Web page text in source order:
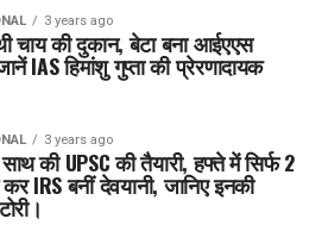
3 years ago
चाय की दुकान, बेटा बना आईएएस
IAS हिमांशु गुप्ता की प्रेरणादायक
3 years ago
की UPSC की तैयारी, हफ्ते में सिर्फ 2
IRS बनीं देवयानी, जानिए इनकी